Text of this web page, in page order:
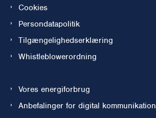
Cookies
Persondatapolitik
Tilgængelighedserklæring
Whistleblowerordning
Vores energiforbrug
Anbefalinger for digital kommunikation